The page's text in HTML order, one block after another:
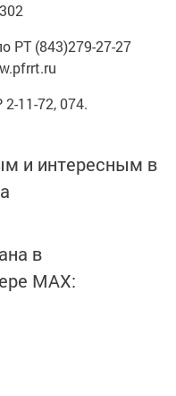
РТ (843)279-27-27
11-72, 074.
и интересным в
в
MАХ: